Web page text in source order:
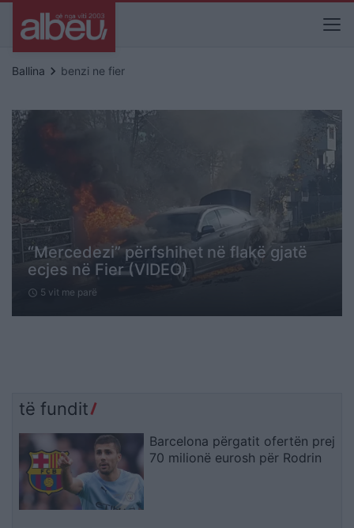
Ballina keyboard_arrow_right benzi ne fier
“Mercedezi” përfshihet në flakë gjatë
ecjes në Fier (VIDEO)
schedule 5 vit me parë
të fundit
Barcelona përgatit ofertën prej
70 milionë eurosh për Rodrin